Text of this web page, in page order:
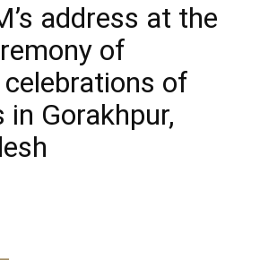
address at the
of
of
in Gorakhpur,